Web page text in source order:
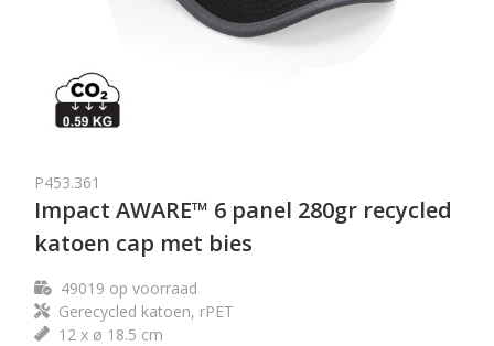
P453.361
Impact AWARE™ 6 panel 280gr recycled
katoen cap met bies
49019 op voorraad
Gerecycled katoen, rPET
12 x ø 18.5 cm